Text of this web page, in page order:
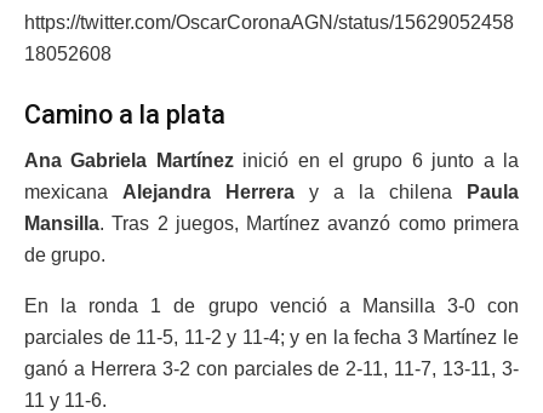
https://twitter.com/OscarCoronaAGN/status/15629052458
18052608
Camino a la plata
Ana Gabriela Martínezinició en el grupo 6 junto a la
mexicana Alejandra Herrera y a la chilena
Paula
Mansilla. Tras 2 juegos, Martínez avanzó como primera
de grupo.
En la ronda 1 de grupo venció a Mansilla 3-0 con
parciales de 11-5, 11-2 y 11-4; y en la fecha 3 Martínez le
ganó a Herrera 3-2 con parciales de 2-11, 11-7, 13-11, 3-
11 y 11-6.